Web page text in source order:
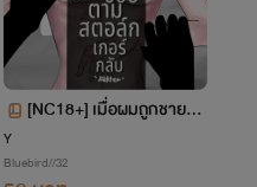
[NC18+] เมื่อผมถูกชายที่แ
ลับ
Y
Bluebird//32